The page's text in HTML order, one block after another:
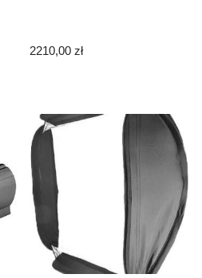
2210,00zł